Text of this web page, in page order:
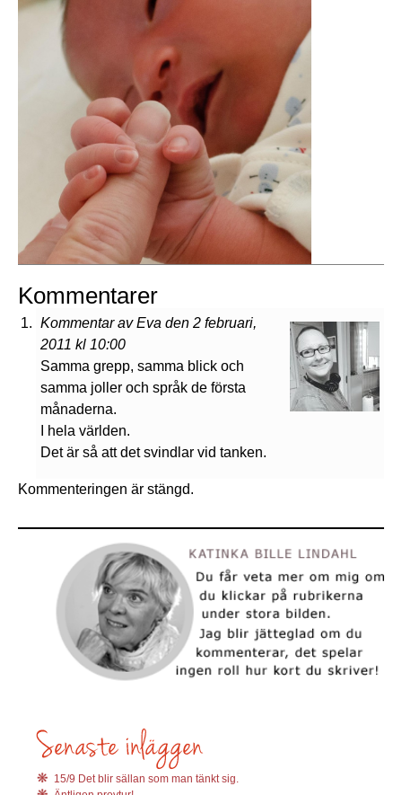
Kommentarer
Kommentar av Eva den 2 februari,
2011 kl 10:00
Samma grepp, samma blick och
samma joller och språk de första
månaderna.
I hela världen.
Det är så att det svindlar vid tanken.
Kommenteringen är stängd.
15/9 Det blir sällan som man tänkt sig.